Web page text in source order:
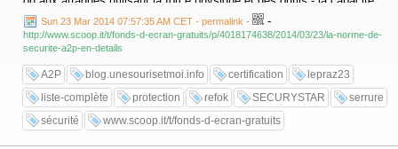
de la serrure à résister à des tentatives d'ouverture ' fine '.( source :
http://www.cnpp.com/)
See it on Scoop.it, via fonds d'écran gratuits
...
Sun 23 Mar 2014 07:57:35 AM CET - permalink - -
http://www.scoop.it/t/fonds-d-ecran-gratuits/p/4018174638/2014/03/23/la-norme-de-
securite-a2p-en-details
A2P blog.unesourisetmoi.info certification
lepraz23
liste-complète
protection refok SECURYSTAR
serrure
sécurité
www.scoop.it/t/fonds-d-ecran-gratuits